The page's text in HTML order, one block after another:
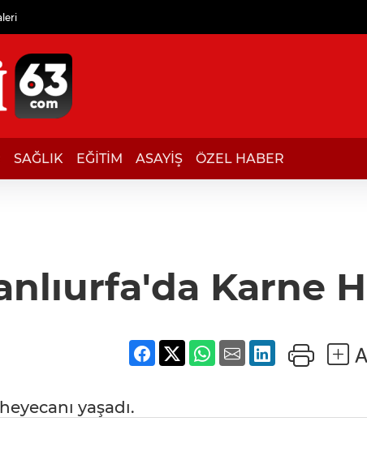
SAĞLIK EĞİTİM ASAYİŞ ÖZEL HABER
Karne
heyecanı yaşadı.